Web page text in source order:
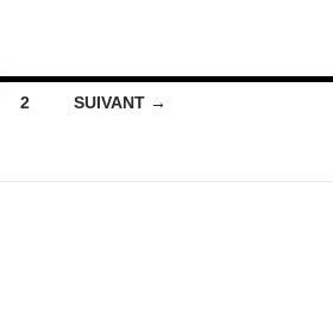
2 SUIVANT →